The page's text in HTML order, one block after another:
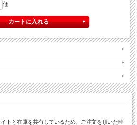
個
トと在庫を共有しているため、ご注文を頂いた時